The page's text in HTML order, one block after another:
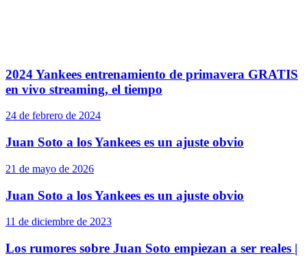
2024 Yankees entrenamiento de primavera GRATIS
en vivo streaming, el tiempo
24 de febrero de 2024
Juan Soto a los Yankees es un ajuste obvio
21 de mayo de 2026
Juan Soto a los Yankees es un ajuste obvio
11 de diciembre de 2023
Los rumores sobre Juan Soto empiezan a ser reales |